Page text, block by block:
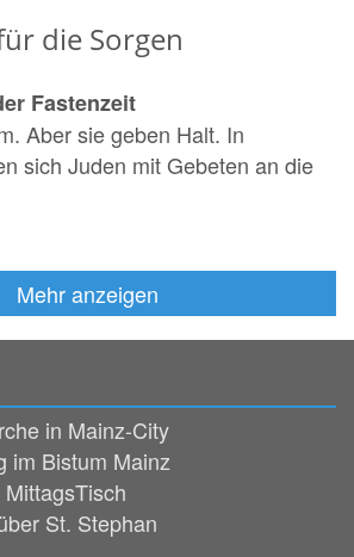
die Sorgen
Fastenzeit
Aber sie geben Halt. In
sich Juden mit Gebeten an die
Mehr anzeigen
in Mainz-City
im Bistum Mainz
St. Stephan